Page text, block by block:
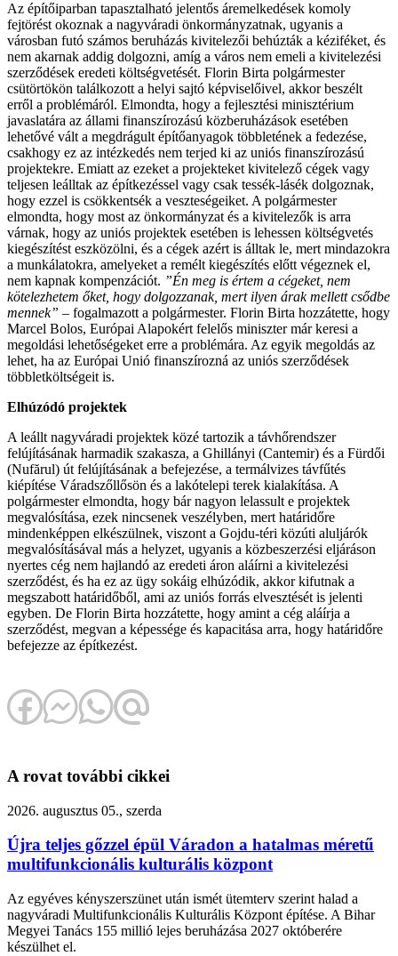
Az építőiparban tapasztalható jelentős áremelkedések komoly
fejtörést okoznak a nagyváradi önkormányzatnak, ugyanis a
városban futó számos beruházás kivitelezői behúzták a kéziféket, és
nem akarnak addig dolgozni, amíg a város nem emeli a kivitelezési
szerződések eredeti költségvetését. Florin Birta polgármester
csütörtökön találkozott a helyi sajtó képviselőivel, akkor beszélt
erről a problémáról. Elmondta, hogy a fejlesztési minisztérium
javaslatára az állami finanszírozású közberuházások esetében
lehetővé vált a megdrágult építőanyagok többletének a fedezése,
csakhogy ez az intézkedés nem terjed ki az uniós finanszírozású
projektekre. Emiatt az ezeket a projekteket kivitelező cégek vagy
teljesen leálltak az építkezéssel vagy csak tessék-lásék dolgoznak,
hogy ezzel is csökkentsék a veszteségeiket. A polgármester
elmondta, hogy most az önkormányzat és a kivitelezők is arra
várnak, hogy az uniós projektek esetében is lehessen költségvetés
kiegészítést eszközölni, és a cégek azért is álltak le, mert mindazokra
a munkálatokra, amelyeket a remélt kiegészítés előtt végeznek el,
nem kapnak kompenzációt. ”Én meg is értem a cégeket, nem
kötelezhetem őket, hogy dolgozzanak, mert ilyen árak mellett csődbe
mennek” – fogalmazott a polgármester. Florin Birta hozzátette, hogy
Marcel Bolos, Európai Alapokért felelős miniszter már keresi a
megoldási lehetőségeket erre a problémára. Az egyik megoldás az
lehet, ha az Európai Unió finanszírozná az uniós szerződések
többletköltségeit is.
Elhúzódó projektek
A leállt nagyváradi projektek közé tartozik a távhőrendszer
felújításának harmadik szakasza, a Ghillányi (Cantemir) és a Fürdői
(Nufărul) út felújításának a befejezése, a termálvizes távfűtés
kiépítése Váradszőllősön és a lakótelepi terek kialakítása. A
polgármester elmondta, hogy bár nagyon lelassult e projektek
megvalósítása, ezek nincsenek veszélyben, mert határidőre
mindenképpen elkészülnek, viszont a Gojdu-téri közúti aluljárók
megvalósításával más a helyzet, ugyanis a közbeszerzési eljáráson
nyertes cég nem hajlandó az eredeti áron aláírni a kivitelezési
szerződést, és ha ez az ügy sokáig elhúzódik, akkor kifutnak a
megszabott határidőből, ami az uniós forrás elvesztését is jelenti
egyben. De Florin Birta hozzátette, hogy amint a cég aláírja a
szerződést, megvan a képessége és kapacitása arra, hogy határidőre
befejezze az építkezést.
A rovat további cikkei
2026. augusztus 05., szerda
Újra teljes gőzzel épül Váradon a hatalmas méretű
multifunkcionális kulturális központ
Az egyéves kényszerszünet után ismét ütemterv szerint halad a
nagyváradi Multifunkcionális Kulturális Központ építése. A Bihar
Megyei Tanács 155 millió lejes beruházása 2027 októberére
készülhet el.